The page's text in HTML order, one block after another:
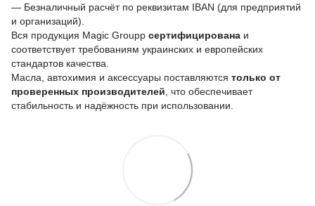
— Безналичный расчёт по реквизитам IBAN (для предприятий
и организаций).
Вся продукция Magic Groupp сертифицирована и
соответствует требованиям украинских и европейских
стандартов качества.
Масла, автохимия и аксессуары поставляются только от
проверенных производителей , что обеспечивает
стабильность и надёжность при использовании.